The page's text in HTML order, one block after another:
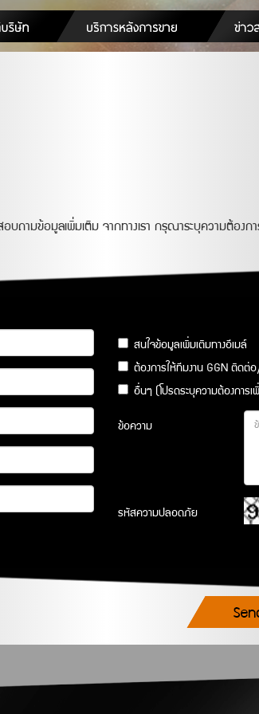
ถามข้อมูลเพิ่มเติม จากทางเรา กรุณาระบุความต้องก
สนใจข้อมูลเพิ่มเติมทางอีเมล์
ต้องการให้ทีมงาน GGN ติดต่
อื่นๆ (โปรดระบุความต้องการ
ข้อความ
รหัสความปลอดภัย